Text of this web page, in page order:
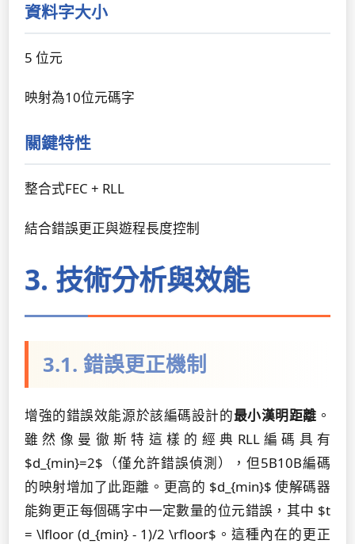
資料字大小
5 位元
映射為10位元碼字
關鍵特性
整合式FEC + RLL
結合錯誤更正與遊程長度控制
3. 技術分析與效能
3.1. 錯誤更正機制
增強的錯誤效能源於該編碼設計的最小漢明距離 。
雖然像曼徹斯特這樣的經典RLL編碼具有
$d_{min}=2$（僅允許錯誤偵測），但5B10B編碼
的映射增加了此距離。更高的 $d_{min}$ 使解碼器
能夠更正每個碼字中一定數量的位元錯誤，其中 $t
= \lfloor (d_{min} - 1)/2 \rfloor$。這種內在的更正